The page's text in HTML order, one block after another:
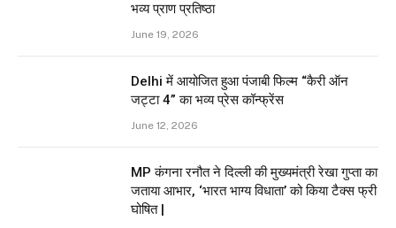
भव्य प्राण प्रतिष्ठा
June 19, 2026
Delhi में आयोजित हुआ पंजाबी फिल्म “कैरी ऑन
जट्टा 4” का भव्य प्रेस कॉन्फ्रेंस
June 12, 2026
MP कंगना रनौत ने दिल्ली की मुख्यमंत्री रेखा गुप्ता का
जताया आभार, ‘भारत भाग्य विधाता’ को किया टैक्स फ्री
घोषित |